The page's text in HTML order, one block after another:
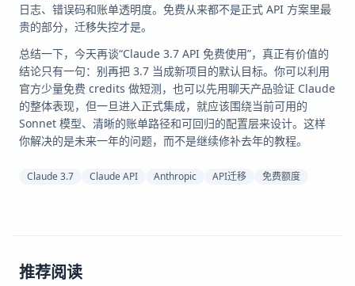
日志、错误码和账单透明度。免费从来都不是正式 API 方案里最
贵的部分，迁移失控才是。
总结一下，今天再谈“Claude 3.7 API 免费使用”，真正有价值的
结论只有一句：别再把 3.7 当成新项目的默认目标。你可以利用
官方少量免费 credits 做短测，也可以先用聊天产品验证 Claude
的整体表现，但一旦进入正式集成，就应该围绕当前可用的
Sonnet 模型、清晰的账单路径和可回归的配置层来设计。这样
你解决的是未来一年的问题，而不是继续修补去年的教程。
Claude 3.7 Claude API Anthropic API迁移 免费额度
推荐阅读